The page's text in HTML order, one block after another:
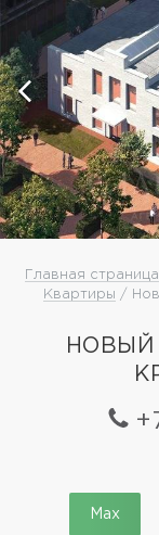
Главная страница
Квартиры /
Max